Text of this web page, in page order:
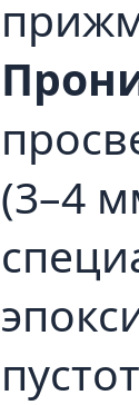
(3–4